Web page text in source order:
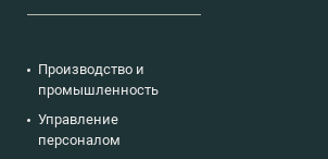
Производство и
промышленность
Управление
персоналом